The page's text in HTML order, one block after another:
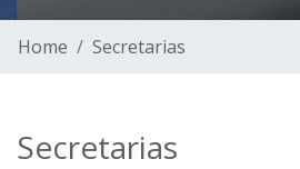
Home Secretarias
Secretarias